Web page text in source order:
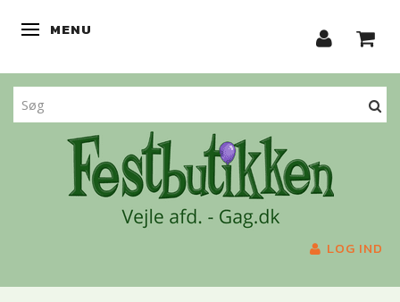
SKIFTE NAVIGATION
MENU
LOG IND